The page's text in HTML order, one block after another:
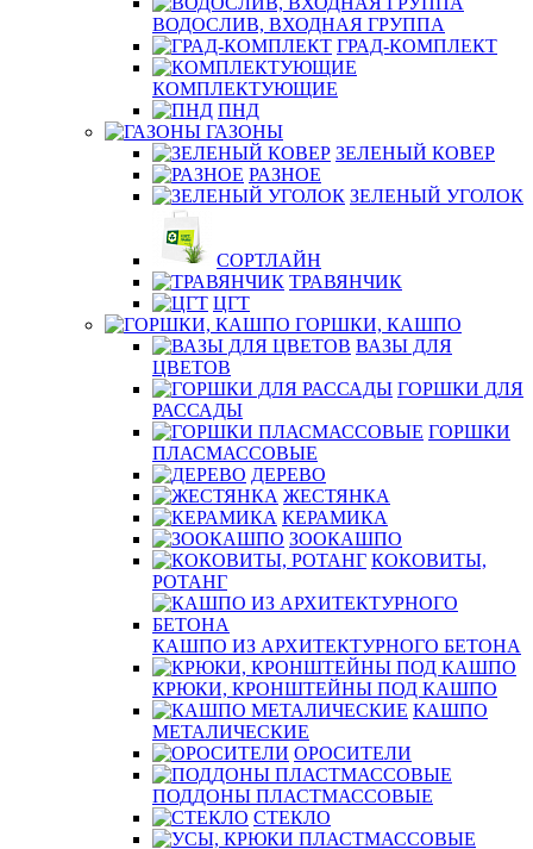
ВОДОСЛИВ, ВХОДНАЯ ГРУППА
ГРАД-КОМПЛЕКТ
КОМПЛЕКТУЮЩИЕ
ПНД
ГАЗОНЫ
ЗЕЛЕНЫЙ КОВЕР
РАЗНОЕ
ЗЕЛЕНЫЙ УГОЛОК
СОРТЛАЙН
ТРАВЯНЧИК
ЦГТ
ГОРШКИ, КАШПО
ВАЗЫ ДЛЯ
ЦВЕТОВ
ГОРШКИ ДЛЯ
РАССАДЫ
ГОРШКИ
ПЛАСМАССОВЫЕ
ДЕРЕВО
ЖЕСТЯНКА
КЕРАМИКА
ЗООКАШПО
КОКОВИТЫ,
РОТАНГ
КАШПО ИЗ АРХИТЕКТУРНОГО БЕТОНА
КРЮКИ, КРОНШТЕЙНЫ ПОД КАШПО
КАШПО
МЕТАЛИЧЕСКИЕ
ОРОСИТЕЛИ
ПОДДОНЫ ПЛАСТМАССОВЫЕ
СТЕКЛО